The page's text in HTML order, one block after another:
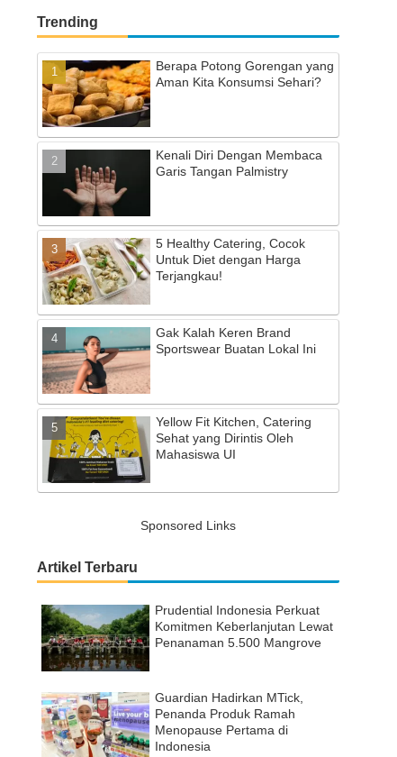
c
e
b
o
o
k
a
gr
a
m
u
T
u
b
e
C
a
n
n
el
Trending
Berapa Potong Gorengan yang
Aman Kita Konsumsi Sehari?
Kenali Diri Dengan Membaca
Garis Tangan Palmistry
5 Healthy Catering, Cocok
Untuk Diet dengan Harga
Terjangkau!
Gak Kalah Keren Brand
Sportswear Buatan Lokal Ini
Yellow Fit Kitchen, Catering
Sehat yang Dirintis Oleh
Mahasiswa UI
Sponsored Links
Artikel Terbaru
Prudential Indonesia Perkuat
Komitmen Keberlanjutan Lewat
Penanaman 5.500 Mangrove
Guardian Hadirkan MTick,
Penanda Produk Ramah
Menopause Pertama di
Indonesia